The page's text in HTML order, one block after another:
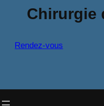
Chirurgie
Rendez-vous